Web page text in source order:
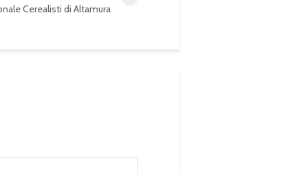
Cerealisti di Altamura